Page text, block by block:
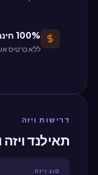
100% חינמי
ללא כרטיס
דרישות ויזה
תאילנד
סוג ויזה